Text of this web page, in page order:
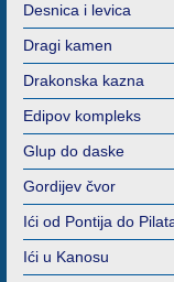
Desnica i levica
Dragi kamen
Drakonska kazna
Edipov kompleks
Glup do daske
Gordijev čvor
Ići od Pontija do
Ići u Kanosu